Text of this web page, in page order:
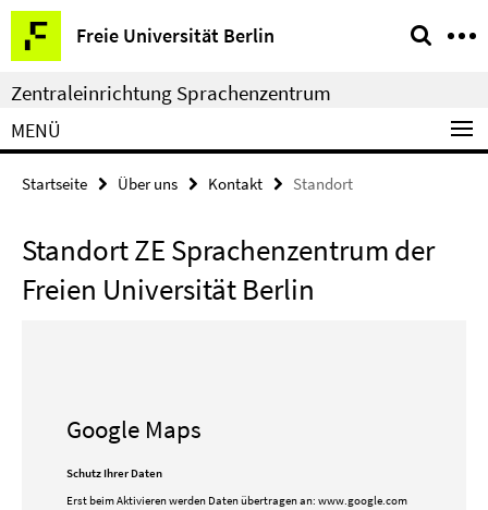
Springe
direkt
zu
Inhalt
Freie Universität Berlin
Service-
Navigation
Zentraleinrichtung Sprachenzentrum
MENÜ
Startseite Über uns Kontakt Standort
Standort ZE Sprachenzentrum der
Freien Universität Berlin
Google Maps
Schutz Ihrer Daten
Erst beim Aktivieren werden Daten übertragen an: www.google.com